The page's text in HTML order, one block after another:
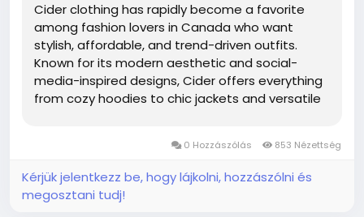
Cider clothing has rapidly become a favorite
among fashion lovers in Canada who want
stylish, affordable, and trend-driven outfits.
Known for its modern aesthetic and social-
media-inspired designs, Cider offers everything
from cozy hoodies to chic jackets and versatile
covers everything you need to...
0 Hozzászólás 853 Nézettség
Kérjük jelentkezz be, hogy lájkolni, hozzászólni és
megosztani tudj!